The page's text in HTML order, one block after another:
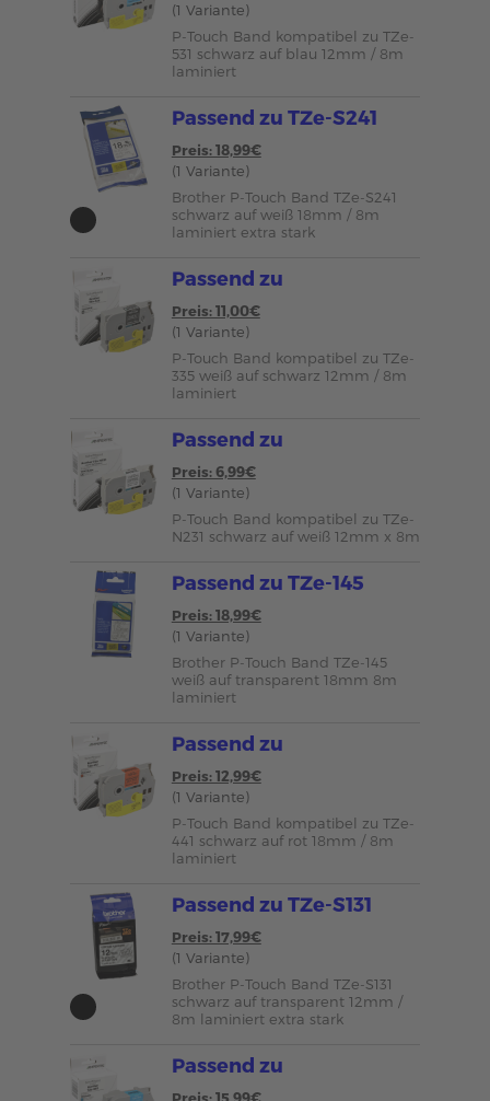
(1 Variante)
P-Touch Band kompatibel zu TZe-
531 schwarz auf blau 12mm / 8m
laminiert
Passend zu TZe-S241
Preis: 18,99€
(1 Variante)
Brother P-Touch Band TZe-S241
schwarz auf weiß 18mm / 8m
laminiert extra stark
Passend zu
Preis: 11,00€
(1 Variante)
P-Touch Band kompatibel zu TZe-
335 weiß auf schwarz 12mm / 8m
laminiert
Passend zu
Preis: 6,99€
(1 Variante)
P-Touch Band kompatibel zu TZe-
N231 schwarz auf weiß 12mm x 8m
Passend zu TZe-145
Preis: 18,99€
(1 Variante)
Brother P-Touch Band TZe-145
weiß auf transparent 18mm 8m
laminiert
Passend zu
Preis: 12,99€
(1 Variante)
P-Touch Band kompatibel zu TZe-
441 schwarz auf rot 18mm / 8m
laminiert
Passend zu TZe-S131
Preis: 17,99€
(1 Variante)
Brother P-Touch Band TZe-S131
schwarz auf transparent 12mm /
8m laminiert extra stark
Passend zu